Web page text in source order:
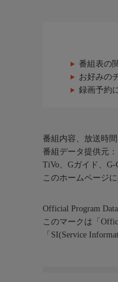
番組表の
お好みの
録画予約
番組内容、放送時
番組データ提供元
TiVo、Gガイド、
このホームページ
Official Program
このマークは「
「SI(Service